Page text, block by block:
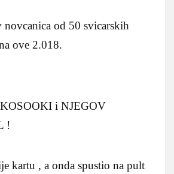
od 50 svicarskih
ove 2.018.
i NJEGOV
!
kartu , a onda spustio na pult